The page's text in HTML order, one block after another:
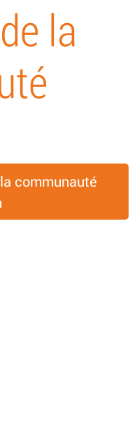
la
communauté